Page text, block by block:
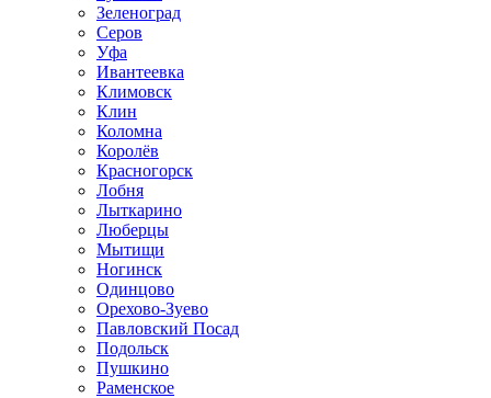
Зеленоград
Серов
Уфа
Ивантеевка
Климовск
Клин
Коломна
Королёв
Красногорск
Лобня
Лыткарино
Люберцы
Мытищи
Ногинск
Одинцово
Орехово-Зуево
Павловский Посад
Подольск
Пушкино
Раменское